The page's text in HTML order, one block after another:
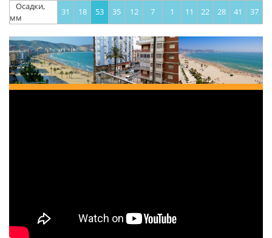
Осадки,
мм
31 18 53 35 12 7 1 11 22 28 41 37